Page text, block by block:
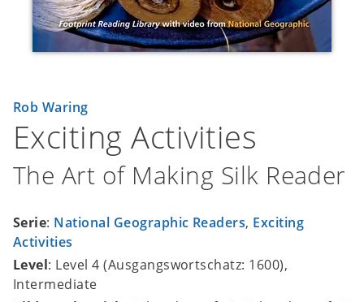
Rob Waring
Exciting Activities
The Art of Making Silk Reader
Serie: National Geographic Readers, Exciting
Activities
Level: Level 4 (Ausgangswortschatz: 1600),
Intermediate